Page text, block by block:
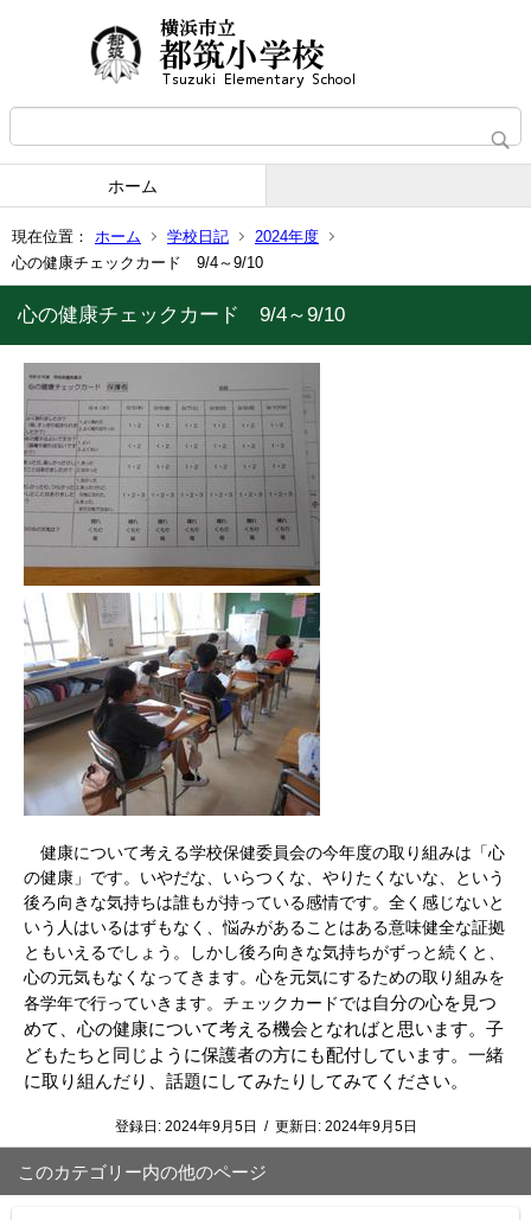
ホーム
現在位置： ホーム 学校日記
2024年度
心の健康チェックカード 9/4～9/10
心の健康チェックカード 9/4～9/10
健康について考える学校保健委員会の今年度の取り組みは「心
の健康」です。いやだな、いらつくな、やりたくないな、という
後ろ向きな気持ちは誰もが持っている感情です。全く感じないと
いう人はいるはずもなく、悩みがあることはある意味健全な証拠
ともいえるでしょう。しかし後ろ向きな気持ちがずっと続くと、
心の元気もなくなってきます。心を元気にするための取り組みを
各学年で行っていきます。チェックカードでは自分の心を見つ
めて、心の健康について考える機会となればと思います。子
どもたちと同じように保護者の方にも配付しています。一緒
に取り組んだり、話題にしてみたりしてみてください。
登録日: 2024年9月5日 / 更新日: 2024年9月5日
このカテゴリー内の他のページ